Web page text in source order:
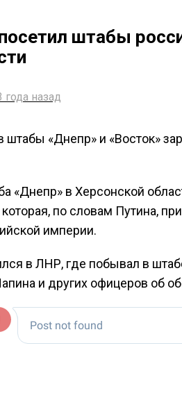
штабы
года назад
штабы «Днепр» и «Восток»
«Днепр» в Херсонской
по словам Путина,
империи.
в ЛНР, где побывал в
и других офицеров об